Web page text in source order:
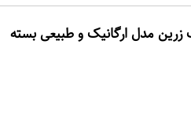
مدل ارگانیک و طبیعی بسته